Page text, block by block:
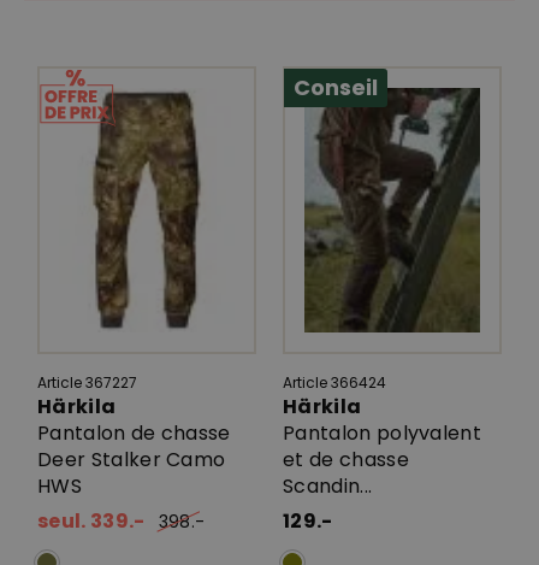
Article 367227
Härkila
Pantalon de chasse
Deer Stalker Camo
HWS
seul. 339.-
398.-
Conseil
Article 366424
Härkila
Pantalon polyvalent
et de chasse
Scandin...
129.-